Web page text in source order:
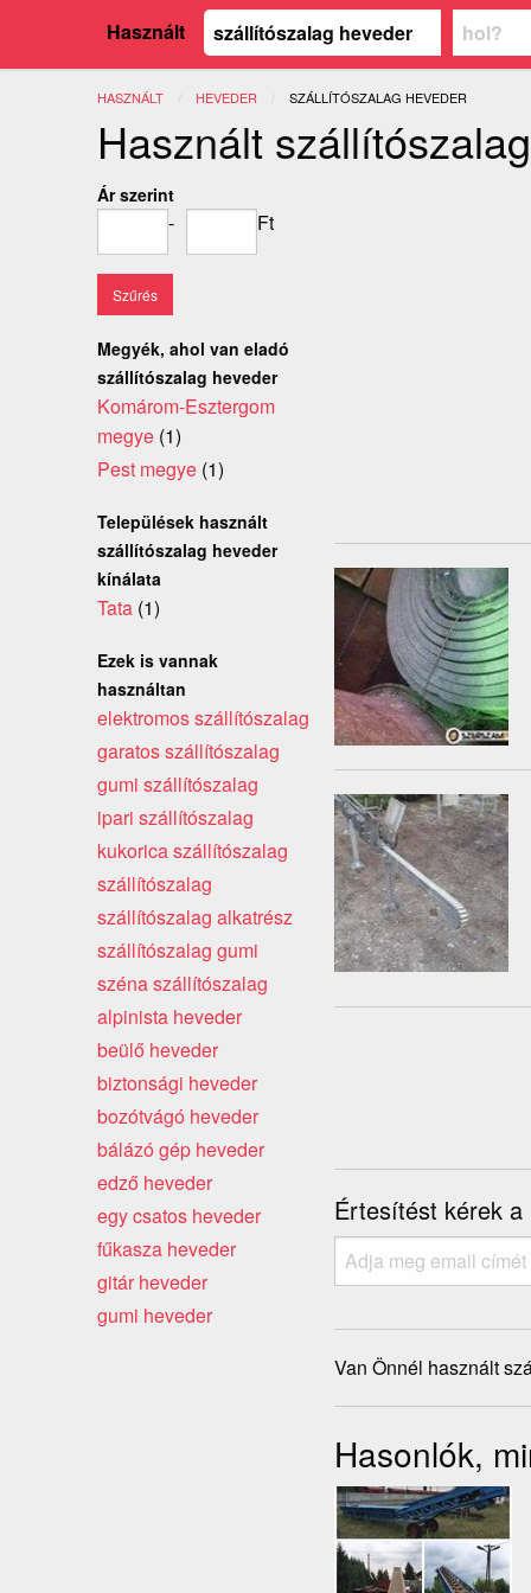
Használt
HASZNÁLT HEVEDER JELENLEGI:
SZÁLLÍTÓSZALAG HEVEDER
Használt
Értesítést kérek
Van Önnél használt
Hasonlók,
Ár szerint
- Ft
Megyék, ahol van eladó
szállítószalag heveder
Komárom-Esztergom
megye (1)
Pest megye (1)
Települések használt
szállítószalag heveder
kínálata
Tata (1)
Ezek is vannak
használtan
elektromos szállítószalag
garatos szállítószalag
gumi szállítószalag
ipari szállítószalag
kukorica szállítószalag
szállítószalag
szállítószalag alkatrész
szállítószalag gumi
széna szállítószalag
alpinista heveder
beülő heveder
biztonsági heveder
bozótvágó heveder
bálázó gép heveder
edző heveder
egy csatos heveder
fűkasza heveder
gitár heveder
gumi heveder